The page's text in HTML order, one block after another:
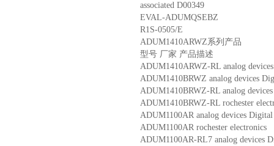
associated D00349
EVAL-ADUMQSEBZ
R1S-0505/E
ADUM1410ARWZ系列产品
型号 厂家 产品描述
ADUM1410ARWZ-RL analog
ADUM1410BRWZ analog devices
ADUM1410BRWZ-RL analog
ADUM1410BRWZ-RL rochester
ADUM1100AR analog devices
ADUM1100AR rochester electronics
ADUM1100AR-RL7 analog devices